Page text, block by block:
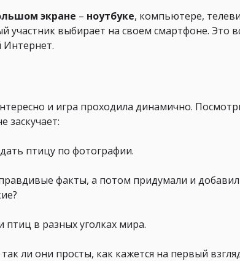
экране – ноутбуке, компьютере,
выбирает на своем смартфоне. Это
Интернет.
и игра проходила динамично.
заскучает:
птицу по фотографии.
факты, а потом придумали и
в разных уголках мира.
ли они просты, как кажется на первый